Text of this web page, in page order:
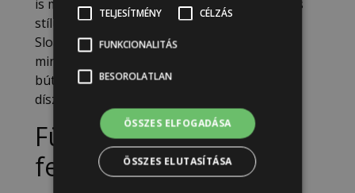
is megvalósíthatod ezt az elegáns dekorációs
stílust. A választékban füstfóliák, és az Annie
Sloan metálviaszok találhatók, amelyek
mindegyike lehetőséget kínál arra, hogy
bútoraidat fémes ragyogással és egyedi
díszítésekkel ruházd fel.
Füstfóliák – Íves
felületekre
TELJESÍTMÉNY CÉLZÁS
FUNKCIONALITÁS
BESOROLATLAN
ÖSSZES ELFOGADÁSA
ÖSSZES ELUTASÍTÁSA